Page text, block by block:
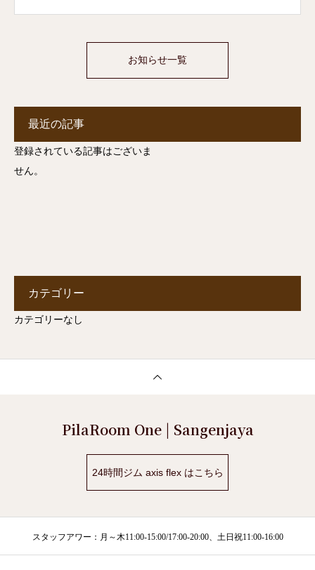
お知らせ一覧
最近の記事
登録されている記事はございま
せん。
カテゴリー
カテゴリーなし
PilaRoom One | Sangenjaya
24時間ジム axis flex はこちら
スタッフアワー：月～木11:00-15:00/17:00-20:00、土日祝11:00-16:00